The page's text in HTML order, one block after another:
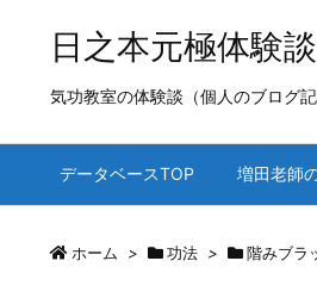
日之本元極体験
気功教室の体験談（個人のブログ
データベースTOP 増田老師
ホーム > 功法 > 階みブラ